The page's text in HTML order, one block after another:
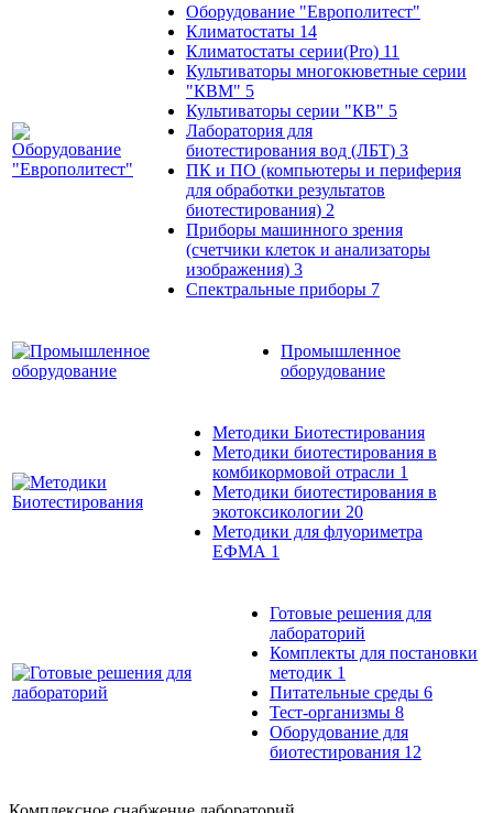
Оборудование "Европолитест"
Климатостаты 14
Климатостаты серии(Pro) 11
Культиваторы многокюветные серии
"КВМ" 5
Культиваторы серии "КВ" 5
Лаборатория для
биотестирования вод (ЛБТ) 3
ПК и ПО (компьютеры и периферия
для обработки результатов
биотестирования) 2
Приборы машинного зрения
(счетчики клеток и анализаторы
изображения) 3
Спектральные приборы 7
Промышленное
оборудование
Методики Биотестирования
Методики биотестирования в
комбикормовой отрасли 1
Методики биотестирования в
экотоксикологии 20
Методики для флуориметра
ЕФМА 1
Готовые решения для
лабораторий
Комплекты для постановки
методик 1
Питательные среды 6
Тест-организмы 8
Оборудование для
биотестирования 12